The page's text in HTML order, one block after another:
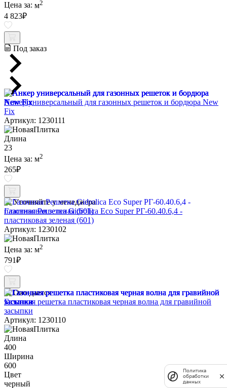
Цена за: м2
4 823₽
Под заказ
Анкер универсальный для газонных решеток и бордюра New
Fix
Артикул: 1230111
Длина
23
Цена за: м2
265₽
Уточняйте у менеджера
Газонная Решетка Gidrolica Eco Super РГ-60.40.6,4 -
пластиковая зеленая (601)
Артикул: 1230102
Цена за: м2
791₽
Ожидается
Газонная решетка пластиковая черная волна для гравийной
засыпки
Артикул: 1230110
Длина
400
Ширина
600
Цвет
черный
Политика
обработки
данных